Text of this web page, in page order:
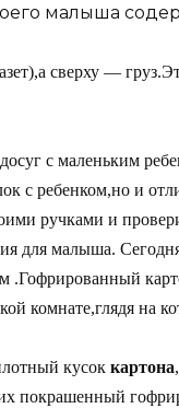
малыша
сверху —
с маленьким
с ребенком,но и
ручками и
для малыша.
.Гофрированный
комнате,глядя на
кусок картона
покрашенный